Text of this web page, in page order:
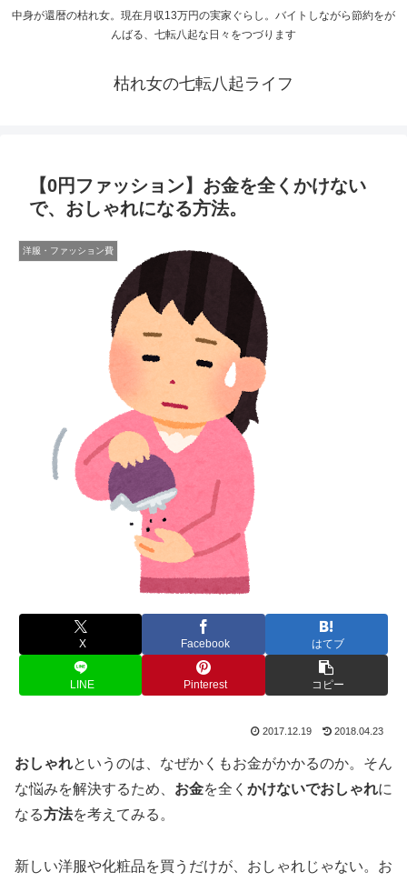
中身が還暦の枯れ女。現在月収13万円の実家ぐらし。バイトしながら節約をが
んばる、七転八起な日々をつづります
枯れ女の七転八起ライフ
【0円ファッション】お金を全くかけない
で、おしゃれになる方法。
洋服・ファッション費
X Facebook はてブ
LINE Pinterest コピー
2017.12.19 2018.04.23
おしゃれというのは、なぜかくもお金がかかるのか。そん
な悩みを解決するため、 お金を全く かけないでおしゃれに
なる方法を考えてみる。
新しい洋服や化粧品を買うだけが、おしゃれじゃない。お